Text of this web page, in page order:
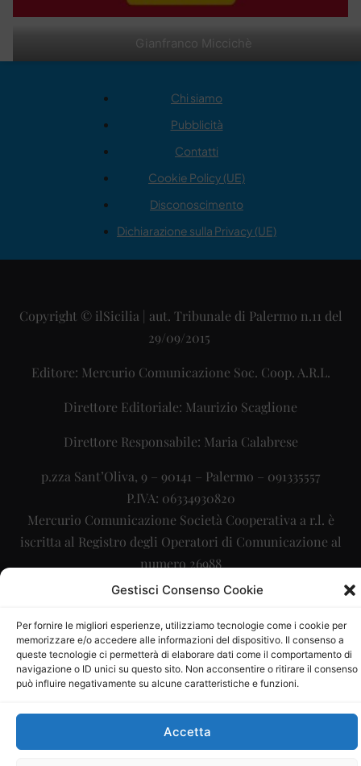
Gestisci Consenso Cookie
Per fornire le migliori esperienze, utilizziamo tecnologie come i cookie per
memorizzare e/o accedere alle informazioni del dispositivo. Il consenso a
queste tecnologie ci permetterà di elaborare dati come il comportamento di
navigazione o ID unici su questo sito. Non acconsentire o ritirare il consenso
può influire negativamente su alcune caratteristiche e funzioni.
Accetta
Gianfranco Miccichè
Chi siamo
Pubblicità
Contatti
Cookie Policy (UE)
Disconoscimento
Dichiarazione sulla Privacy (UE)
Copyright © ilSicilia | aut. Tribunale di Palermo n.11 del
29/09/2015
Editore: Mercurio Comunicazione Soc. Coop. A.R.L.
Direttore Editoriale: Maurizio Scaglione
Direttore Responsabile: Maria Calabrese
p.zza Sant’Oliva, 9 – 90141 – Palermo – 091335557
P.IVA: 06334930820
Mercurio Comunicazione Società Cooperativa a r.l. è
iscritta al Registro degli Operatori di Comunicazione al
numero 26988
Sito gestito daLa Digitale srl– info@ladigitale.it